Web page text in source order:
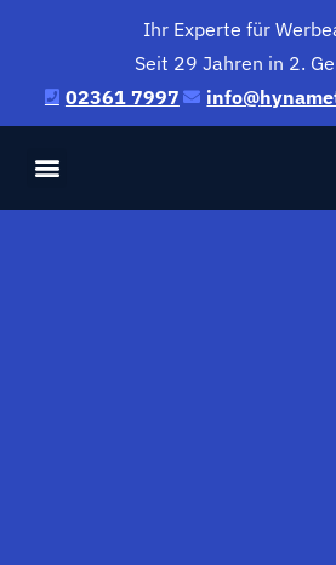
Ihr Experte für
Seit 29 Jahren in 2.
02361 7997
@ofni